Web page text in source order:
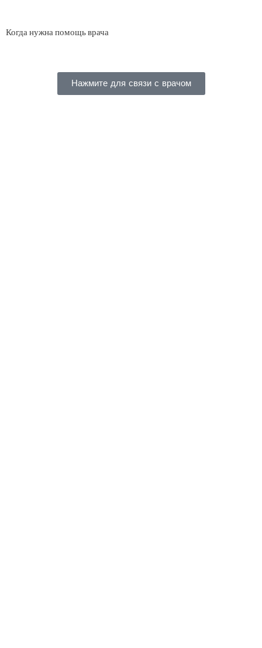
Когда нужна помощь врача
Нажмите для связи с врачом